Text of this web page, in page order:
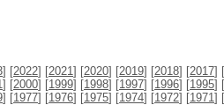
] [2022] [2021] [2020] [2019] [2018] [2017] [
] [2000] [1999] [1998] [1997] [1996] [1995] [
] [1977] [1976] [1975] [1974] [1972] [1971] [